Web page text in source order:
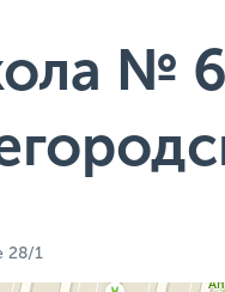
№ 6
28/1